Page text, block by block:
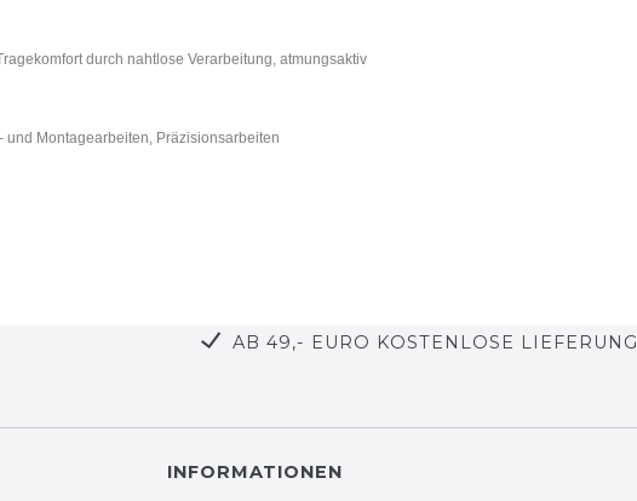
durch nahtlose Verarbeitung, atmungsaktiv
und Montage­arbeiten, Präzisionsarbeiten
AB 49,- EURO KOSTENLOSE LIEFERUNG
INFORMATIONEN